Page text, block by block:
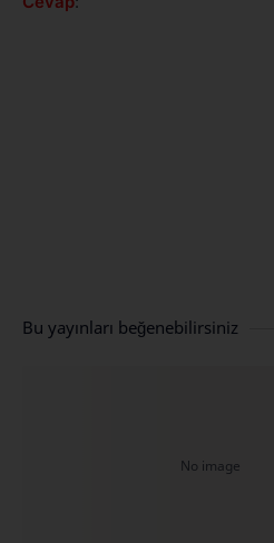
Bu yayınları beğenebilirsiniz